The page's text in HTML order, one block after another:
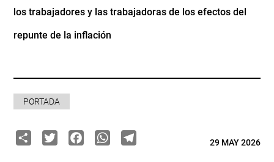
los trabajadores y las trabajadoras de los efectos del
repunte de la inflación
PORTADA
ShareTwitterFacebook
WhatsApp
Telegram29 MAY 2026